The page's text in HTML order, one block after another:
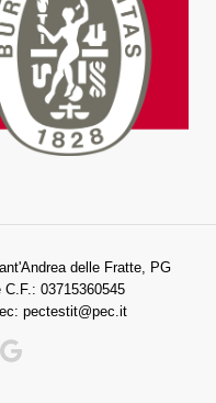
delle Fratte, PG
C.F.: 03715360545
pectestit@pec.it